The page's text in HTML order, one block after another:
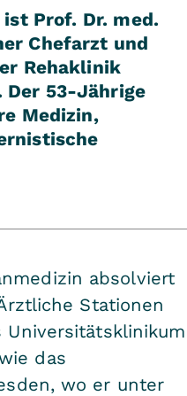
Prof. Dr. med.
Chefarzt und
Rehaklinik
Der 53-Jährige
Medizin,
absolviert
Stationen
Universitätsklinikum
das
wo er unter